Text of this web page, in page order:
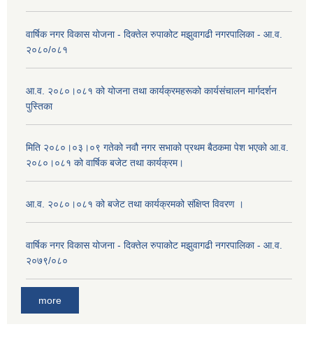
वार्षिक नगर विकास योजना - दिक्तेल रुपाकोट मझुवागढी नगरपालिका - आ.व.
२०८०/०८१
आ.व. २०८०।०८१ को योजना तथा कार्यक्रमहरूको कार्यसंचालन मार्गदर्शन
पुस्तिका
मिति २०८०।०३।०९ गतेको नवौ नगर सभाको प्रथम बैठकमा पेश भएको आ.व.
२०८०।०८१ को वार्षिक बजेट तथा कार्यक्रम।
आ.व. २०८०।०८१ को बजेट तथा कार्यक्रमको संक्षिप्त विवरण ।
वार्षिक नगर विकास योजना - दिक्तेल रुपाकोट मझुवागढी नगरपालिका - आ.व.
२०७९/०८०
more